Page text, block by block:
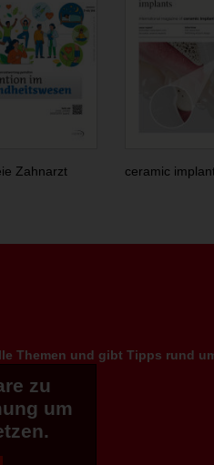
Zahnarzt
ceramic
Themen und gibt Tipps rund
zu
um